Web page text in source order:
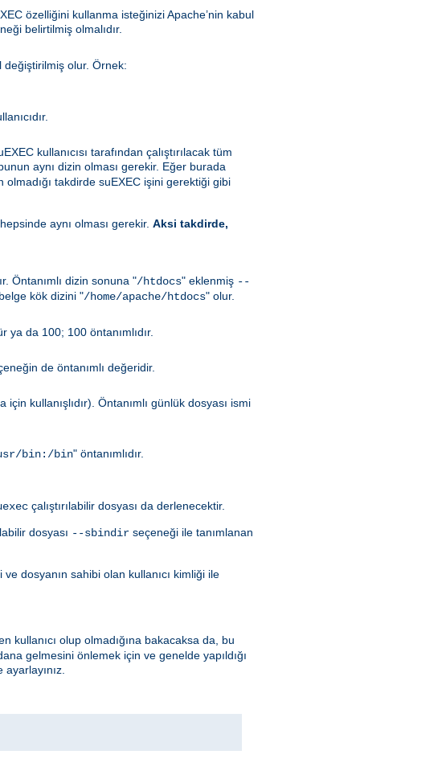
özelliğini kullanma isteğinizi Apache’nin kabul
belirtilmiş olmalıdır.
değiştirilmiş olur. Örnek:
kullanıcısı tarafından çalıştırılacak tüm
aynı dizin olması gerekir. Eğer burada
takdirde suEXEC işini gerektiği gibi
aynı olması gerekir. Aksi takdirde,
Öntanımlı dizin sonuna "/htdocs" eklenmiş --
kök dizini "/home/apache/htdocs" olur.
ya da 100; 100 öntanımlıdır.
de öntanımlı değeridir.
kullanışlıdır). Öntanımlı günlük dosyası ismi
bin:/bin" öntanımlıdır.
çalıştırılabilir dosyası da derlenecektir.
dosyası --sbindir seçeneği ile tanımlanan
ve dosyanın sahibi olan kullanıcı kimliği ile
kullanıcı olup olmadığına bakacaksa da, bu
gelmesini önlemek için ve genelde yapıldığı